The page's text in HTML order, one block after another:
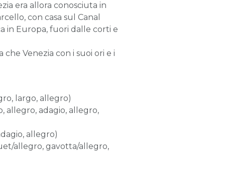
era allora conosciuta in
con casa sul Canal
in Europa, fuori dalle corti e
Venezia con i suoi ori e i
largo, allegro)
allegro, adagio, allegro,
allegro)
allegro, gavotta/allegro,